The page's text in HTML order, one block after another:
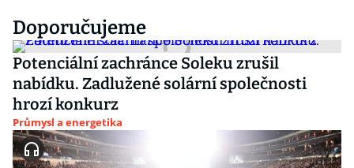
Doporučujeme
Potenciální zachránce Soleku zrušil
nabídku. Zadlužené solární společnosti
hrozí konkurz
Průmysl a energetika